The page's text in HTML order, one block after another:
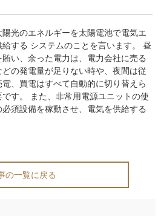
光のエネルギーを太陽電池で電気エ
する システムのことを言います。 昼
い、余った電力は、電力会社に売る
の発電量が足りない時や、夜間は従
、買電はすべて自動的に切り替えら
す。 また、非常用電源ユニットの使
須設備を稼動させ、電気を供給する
の一覧に戻る